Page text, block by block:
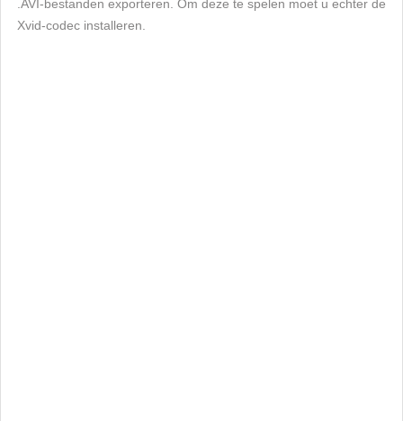
.AVI-bestanden exporteren. Om deze te spelen moet u echter de
Xvid-codec installeren.